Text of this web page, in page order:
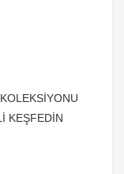
KEŞFEDİN